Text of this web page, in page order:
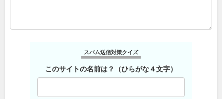
スパム送信対策クイズ
このサイトの名前は？（ひらがな４文字）